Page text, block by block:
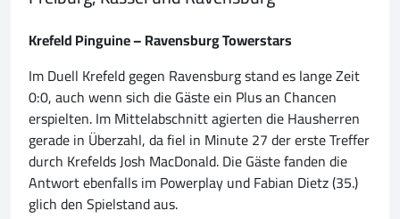
Krefeld Pinguine – Ravensburg Towerstars
Im Duell Krefeld gegen Ravensburg stand es lange Zeit
0:0, auch wenn sich die Gäste ein Plus an Chancen
erspielten. Im Mittelabschnitt agierten die Hausherren
gerade in Überzahl, da fiel in Minute 27 der erste Treffer
durch Krefelds Josh MacDonald. Die Gäste fanden die
Antwort ebenfalls im Powerplay und Fabian Dietz (35.)
glich den Spielstand aus.